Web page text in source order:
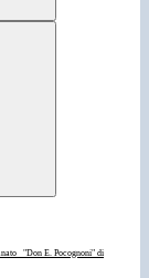
"Don E. Pocognoni" di